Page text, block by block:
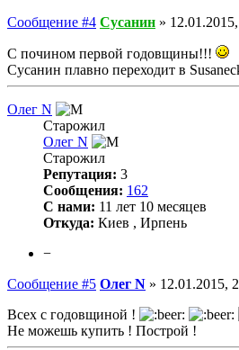
Сообщение #4 Сусанин »
С почином первой годовщины!!!
Сусанин плавно переходит в
Олег N
Старожил
Олег N
Старожил
Репутация: 3
Сообщения: 162
С нами: 11 лет 10 месяцев
Откуда: Киев , Ирпень
−
Сообщение #5 Олег N » 12.01.2015,
Всех с годовщиной !
Не можешь купить ! Построй !